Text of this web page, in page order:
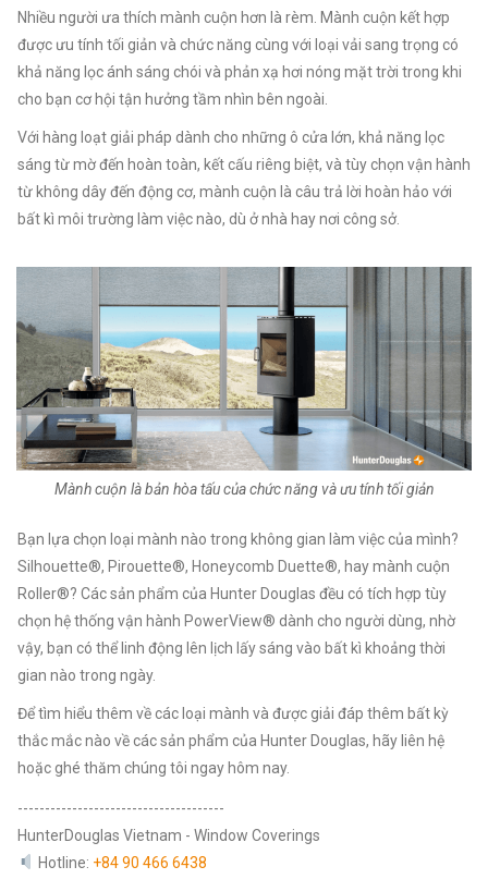
Nhiều người ưa thích mành cuộn hơn là rèm. Mành cuộn kết hợp
được ưu tính tối giản và chức năng cùng với loại vải sang trọng có
khả năng lọc ánh sáng chói và phản xạ hơi nóng mặt trời trong khi
cho bạn cơ hội tận hưởng tầm nhìn bên ngoài.
Với hàng loạt giải pháp dành cho những ô cửa lớn, khả năng lọc
sáng từ mờ đến hoàn toàn, kết cấu riêng biệt, và tùy chọn vận hành
từ không dây đến động cơ, mành cuộn là câu trả lời hoàn hảo với
bất kì môi trường làm việc nào, dù ở nhà hay nơi công sở.
Mành cuộn là bản hòa tấu của chức năng và ưu tính tối giản
Bạn lựa chọn loại mành nào trong không gian làm việc của mình?
Silhouette®, Pirouette®, Honeycomb Duette®, hay mành cuộn
Roller®? Các sản phẩm của Hunter Douglas đều có tích hợp tùy
chọn hệ thống vận hành PowerView® dành cho người dùng, nhờ
vậy, bạn có thể linh động lên lịch lấy sáng vào bất kì khoảng thời
gian nào trong ngày.
Để tìm hiểu thêm về các loại mành và được giải đáp thêm bất kỳ
thắc mắc nào về các sản phẩm của Hunter Douglas, hãy liên hệ
hoặc ghé thăm chúng tôi ngay hôm nay.
--------------------------------------
HunterDouglas Vietnam - Window Coverings
Hotline: +84 90 466 6438